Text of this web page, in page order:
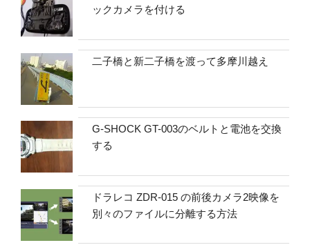
ックカメラを付ける
二子橋と新二子橋を渡って多摩川越え
G-SHOCK GT-003のベルトと電池を交換
する
ドラレコ ZDR-015 の前後カメラ2映像を
別々のファイルに分離する方法